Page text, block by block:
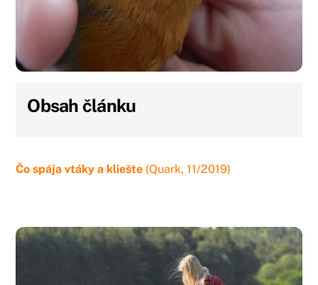
Obsah článku
Čo spája vtáky a kliešte (Quark, 11/2019)